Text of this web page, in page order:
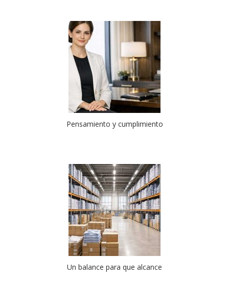
Pensamiento y cumplimiento
Un balance para que alcance